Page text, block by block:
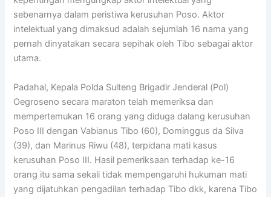
sebenarnya dalam peristiwa kerusuhan Poso. Aktor
intelektual yang dimaksud adalah sejumlah 16 nama yang
pernah dinyatakan secara sepihak oleh Tibo sebagai aktor
utama.
Padahal, Kepala Polda Sulteng Brigadir Jenderal (Pol)
Oegroseno secara maraton telah memeriksa dan
mempertemukan 16 orang yang diduga dalang kerusuhan
Poso III dengan Vabianus Tibo (60), Dominggus da Silva
(39), dan Marinus Riwu (48), terpidana mati kasus
kerusuhan Poso III. Hasil pemeriksaan terhadap ke-16
orang itu sama sekali tidak mempengaruhi hukuman mati
yang dijatuhkan pengadilan terhadap Tibo dkk, karena Tibo